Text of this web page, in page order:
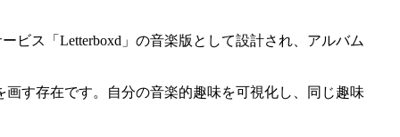
ビス「Letterboxd」の音楽版として設計され、アルバム
す存在です。自分の音楽的趣味を可視化し、同じ趣味